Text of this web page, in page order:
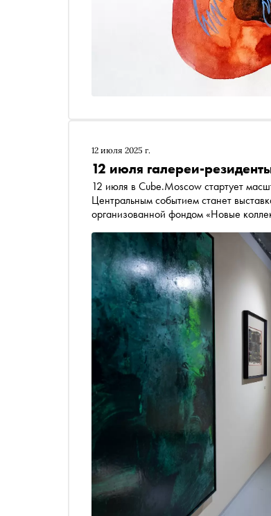
12 июля 2025 г.
12 июля галереи-
12 июля в Cube.Moscow стартует
Центральным событием станет
организованной фондом «Новые